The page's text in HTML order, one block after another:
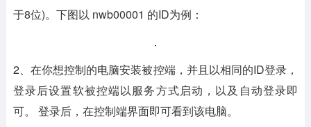
于8位)。下图以 nwb00001 的ID为例：
2、在你想控制的电脑安装被控端，并且以相同的ID登录，
登录后设置软被控端以服务方式启动，以及自动登录即
可。 登录后，在控制端界面即可看到该电脑。